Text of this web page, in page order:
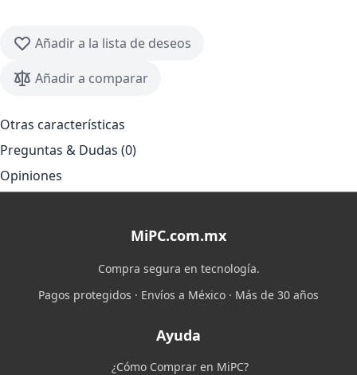
Añadir a la lista de deseos
Añadir a comparar
Otras características
Preguntas & Dudas (0)
Opiniones
MiPC.com.mx
Compra segura en tecnología.
Pagos protegidos · Envíos a México · Más de 30 años
Ayuda
¿Cómo Comprar en MiPC?